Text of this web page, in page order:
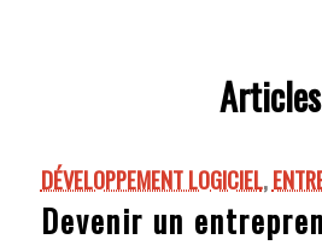
Articles
DÉVELOPPEMENT LOGICIEL,
Devenir un